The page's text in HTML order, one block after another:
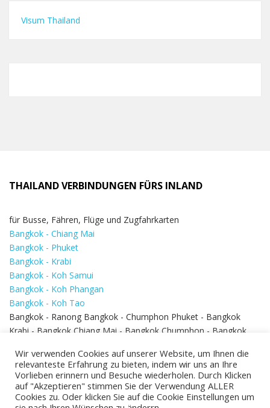
Visum Thailand
THAILAND VERBINDUNGEN FÜRS INLAND
für Busse, Fähren, Flüge und Zugfahrkarten
Bangkok - Chiang Mai
Bangkok - Phuket
Bangkok - Krabi
Bangkok - Koh Samui
Bangkok - Koh Phangan
Bangkok - Koh Tao
Bangkok - Ranong Bangkok - Chumphon Phuket - Bangkok
Krabi - Bangkok Chiang Mai - Bangkok Chumphon - Bangkok
Bangkok - Hua Hin
Wir verwenden Cookies auf unserer Website, um Ihnen die
relevanteste Erfahrung zu bieten, indem wir uns an Ihre
Vorlieben erinnern und Besuche wiederholen. Durch Klicken
auf "Akzeptieren" stimmen Sie der Verwendung ALLER
Cookies zu. Oder klicken Sie auf die Cookie Einstellungen um